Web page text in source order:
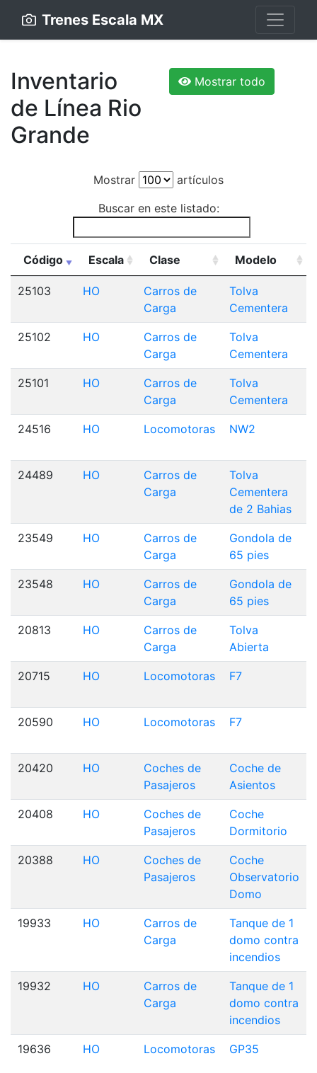
Trenes Escala MX
Inventario
de Línea Rio
Grande
Mostrar todo
Mostrar
artículos
Buscar en este listado:
Código Escala Clase Modelo
25103 HO
Carros de
Carga
Tolva
Cementera
25102 HO
Carros de
Carga
Tolva
Cementera
25101 HO
Carros de
Carga
Tolva
Cementera
24516 HO Locomotoras NW2
24489 HO
Carros de
Carga
Tolva
Cementera
de 2 Bahias
23549 HO
Carros de
Carga
Gondola de
65 pies
23548 HO
Carros de
Carga
Gondola de
65 pies
20813 HO
Carros de
Carga
Tolva
Abierta
20715 HO Locomotoras F7
20590 HO Locomotoras F7
20420 HO
Coches de
Pasajeros
Coche de
Asientos
20408 HO
Coches de
Pasajeros
Coche
Dormitorio
20388 HO
Coches de
Pasajeros
Coche
Observatorio
Domo
19933 HO
Carros de
Carga
Tanque de 1
domo contra
incendios
19932 HO
Carros de
Carga
Tanque de 1
domo contra
incendios
19636 HO Locomotoras GP35